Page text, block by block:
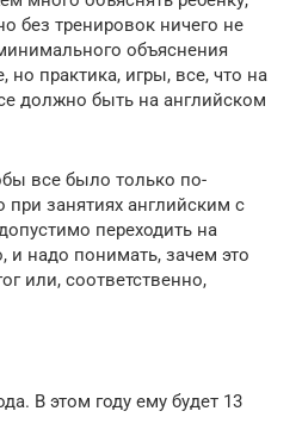
без тренировок ничего не
объяснения
практика, игры, все, что на
должно быть на английском
все было только по-
при занятиях английским с
переходить на
и надо понимать, зачем это
или, соответственно,
В этом году ему будет 13